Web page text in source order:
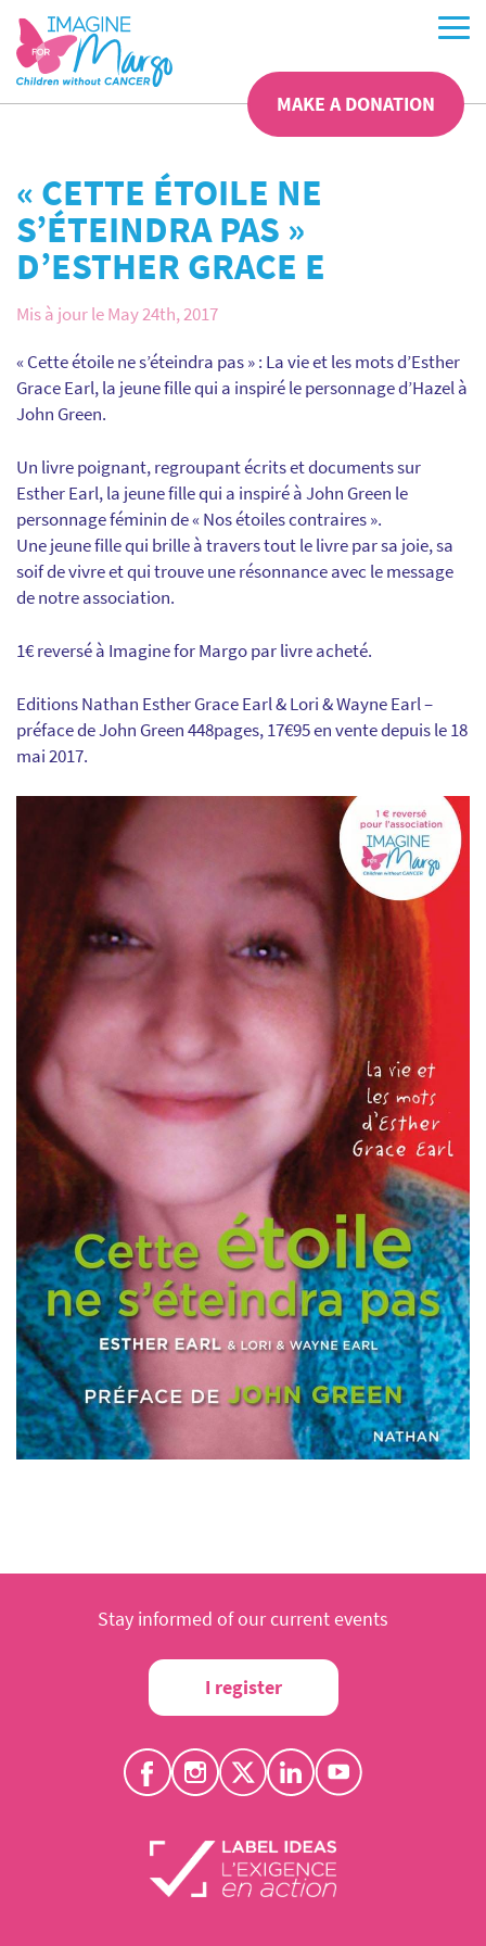
MAKE A DONATION
« CETTE ÉTOILE NE
S’ÉTEINDRA PAS »
D’ESTHER GRACE E
Mis à jour le May 24th, 2017
« Cette étoile ne s’éteindra pas » : La vie et les mots d’Esther
Grace Earl, la jeune fille qui a inspiré le personnage d’Hazel à
John Green.
Un livre poignant, regroupant écrits et documents sur
Esther Earl, la jeune fille qui a inspiré à John Green le
personnage féminin de « Nos étoiles contraires ».
Une jeune fille qui brille à travers tout le livre par sa joie, sa
soif de vivre et qui trouve une résonnance avec le message
de notre association.
1€ reversé à Imagine for Margo par livre acheté.
Editions Nathan Esther Grace Earl & Lori & Wayne Earl –
préface de John Green 448pages, 17€95 en vente depuis le 18
mai 2017.
Stay informed of our current events
I register